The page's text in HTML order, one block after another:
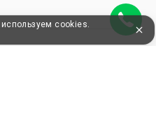
cookies.